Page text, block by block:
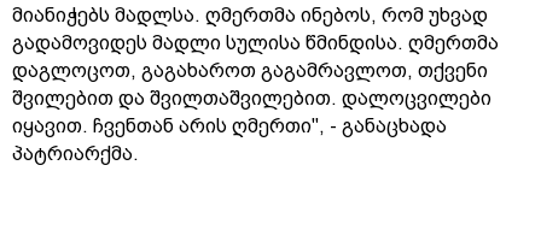
მიანიჭებს მადლსა. ღმერთმა ინებოს, რომ უხვად
გადამოვიდეს მადლი სულისა წმინდისა. ღმერთმა
დაგლოცოთ, გაგახაროთ გაგამრავლოთ, თქვენი
შვილებით და შვილთაშვილებით. დალოცვილები
იყავით. ჩვენთან არის ღმერთი", - განაცხადა
პატრიარქმა.